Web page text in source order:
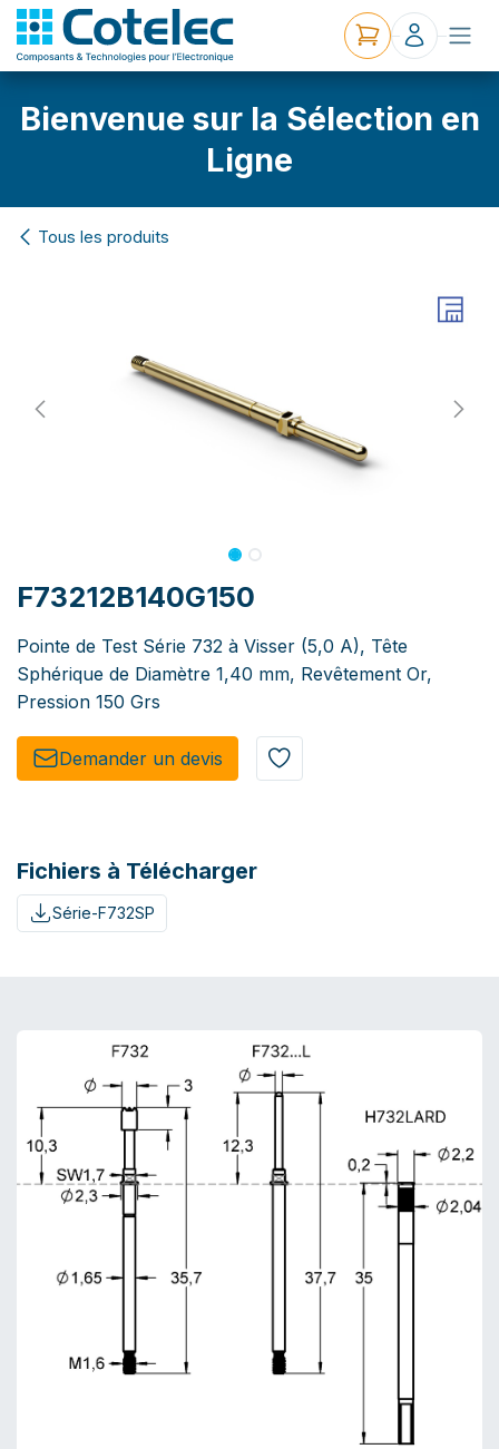
Bienvenue sur la Sélection en
Ligne
Tous les produits
F73212B140G150
Pointe de Test Série 732 à Visser (5,0 A), Tête
Sphérique de Diamètre 1,40 mm, Revêtement Or,
Pression 150 Grs
Demander un de​​vis​​
Fichiers à Télécharger
Série-F732SP